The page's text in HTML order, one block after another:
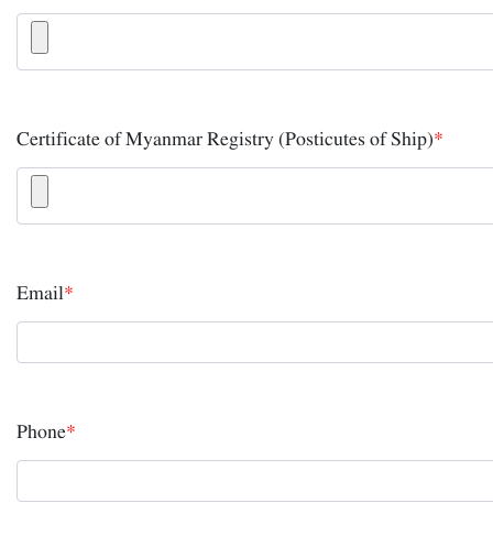
Certificate of Myanmar Registry (Posticutes of Ship)*
Email*
Phone*